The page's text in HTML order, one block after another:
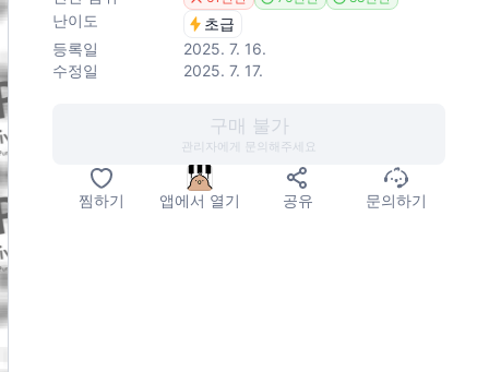
난이도
초급
등록일
2025. 7. 16.
수정일
2025. 7. 17.
구매 불가
관리자에게 문의해주세요
찜하기 앱에서 열기 공유 문의하기